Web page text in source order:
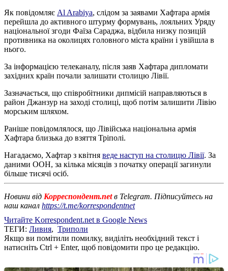
Як повідомляє Al Arabiya, слідом за заявами Хафтара армія
перейшла до активного штурму формувань, лояльних Уряду
національної згоди Фаїза Сараджа, відбила низку позицій
противника на околицях головного міста країни і увійшла в
нього.
За інформацією телеканалу, після заяв Хафтара дипломати
західних країн почали залишати столицю Лівії.
Зазначається, що співробітники дипмісій направляються в
район Джанзур на заході столиці, щоб потім залишити Лівію
морським шляхом.
Раніше повідомлялося, що Лівійська національна армія
Хафтара близька до взяття Тріполі.
Нагадаємо, Хафтар з квітня веде наступ на столицю Лівії. За
даними ООН, за кілька місяців з початку операції загинули
більше тисячі осіб.
Новини від Корреспондент.netв Telegram. Підписуйтесь на
наш канал https://t.me/korrespondentnet
Читайте Korrespondent.net в Google News
ТЕГИ: Ливия, Триполи
Якщо ви помітили помилку, виділіть необхідний текст і
натисніть Ctrl + Enter, щоб повідомити про це редакцію.